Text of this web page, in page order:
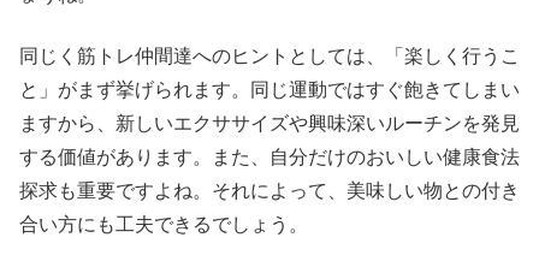
同じく筋トレ仲間達へのヒントとしては、「楽しく行うこ
と」がまず挙げられます。同じ運動ではすぐ飽きてしまい
ますから、新しいエクササイズや興味深いルーチンを発見
する価値があります。また、自分だけのおいしい健康食法
探求も重要ですよね。それによって、美味しい物との付き
合い方にも工夫できるでしょう。